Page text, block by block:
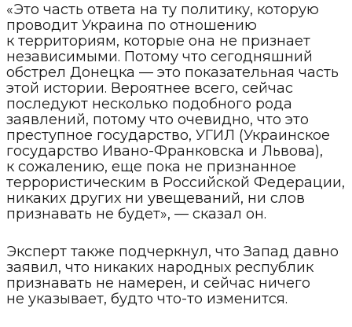
«Это часть ответа на ту политику, которую
проводит Украина по отношению
к территориям, которые она не признает
независимыми. Потому что сегодняшний
обстрел Донецка — это показательная часть
этой истории. Вероятнее всего, сейчас
последуют несколько подобного рода
заявлений, потому что очевидно, что это
преступное государство, УГИЛ (Украинское
государство Ивано-Франковска и Львова),
к сожалению, еще пока не признанное
террористическим в Российской Федерации,
никаких других ни увещеваний, ни слов
признавать не будет», — сказал он.
Эксперт также подчеркнул, что Запад давно
заявил, что никаких народных республик
признавать не намерен, и сейчас ничего
не указывает, будто что-то изменится.